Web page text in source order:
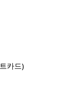
카드)